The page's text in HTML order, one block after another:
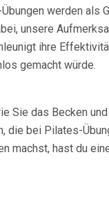
werden als
unsere
ihre
gemacht würde.
Sie das Becken
die bei Pilates-
machst, hast du